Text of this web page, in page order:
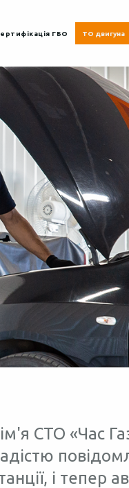
ГБО ТО двигуна
СТО «Час
і тепер